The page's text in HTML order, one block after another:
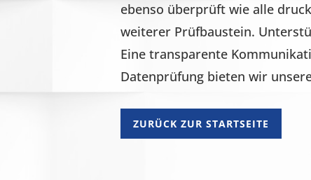
ebenso überprüft wie alle
weiterer Prüfbaustein.
Eine transparente
Datenprüfung bieten wir
ZURÜCK ZUR STARTSEITE